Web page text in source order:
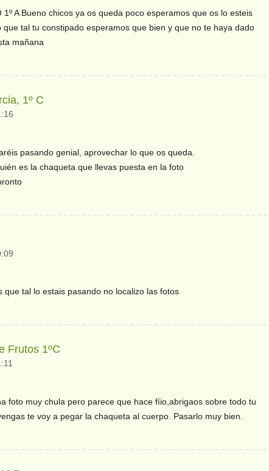
1º A Bueno chicos ya os queda poco esperamos que os lo esteis
que tal tu constipado esperamos que bien y que no te haya dado
mañana
1º C
pasando genial, aprovechar lo que os queda.
es la chaqueta que llevas puesta en la foto
que tal lo estais pasando no localizo las fotos
Frutos 1ºC
foto muy chula pero parece que hace fíio,abrigaos sobre todo tu
te voy a pegar la chaqueta al cuerpo. Pasarlo muy bien.